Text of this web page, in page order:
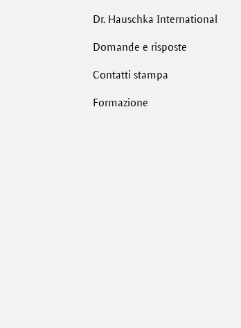
Dr. Hauschka International
Domande e risposte
Contatti stampa
Formazione